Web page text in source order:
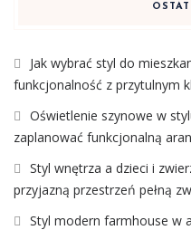
Jak wybrać styl do
funkcjonalność z przytulnym
Oświetlenie szynowe w
zaplanować funkcjonalną
Styl wnętrza a dzieci i
przyjazną przestrzeń pełną
Styl modern farmhouse w